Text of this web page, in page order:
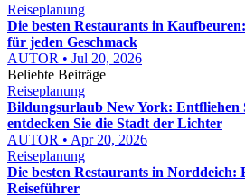
Reiseplanung
Die besten Restaurants in
für jeden Geschmack
AUTOR • Jul 20, 2026
Beliebte Beiträge
Reiseplanung
Bildungsurlaub New York: Entfliehen
entdecken Sie die Stadt der Lichter
AUTOR • Apr 20, 2026
Reiseplanung
Die besten Restaurants in
Reiseführer